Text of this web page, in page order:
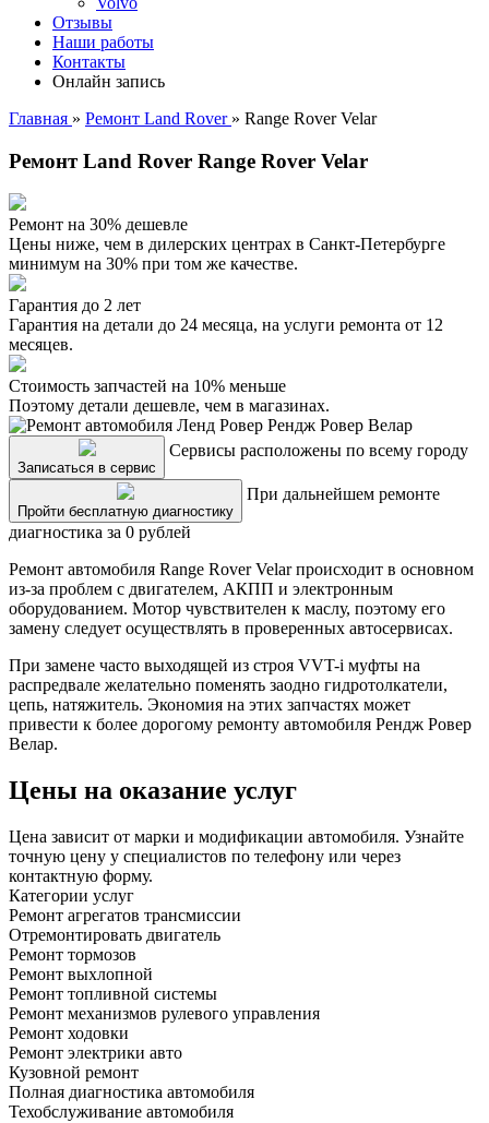
Отзывы
Наши работы
Контакты
Онлайн запись
Главная » Ремонт Land Rover » Range Rover Velar
Ремонт Land Rover Range Rover Velar
Ремонт на 30% дешевле
Цены ниже, чем в дилерских центрах в Санкт-Петербурге
минимум на 30% при том же качестве.
Гарантия до 2 лет
Гарантия на детали до 24 месяца, на услуги ремонта от 12
месяцев.
Стоимость запчастей на 10% меньше
Поэтому детали дешевле, чем в магазинах.
Записаться в сервис
Сервисы расположены по всему городу
Пройти бесплатную диагностику
При дальнейшем ремонте
диагностика за 0 рублей
Ремонт автомобиля Range Rover Velar происходит в основном
из-за проблем с двигателем, АКПП и электронным
оборудованием. Мотор чувствителен к маслу, поэтому его
замену следует осуществлять в проверенных автосервисах.
При замене часто выходящей из строя VVT-i муфты на
распредвале желательно поменять заодно гидротолкатели,
цепь, натяжитель. Экономия на этих запчастях может
привести к более дорогому ремонту автомобиля Рендж Ровер
Велар.
Цены на оказание услуг
Цена зависит от марки и модификации автомобиля. Узнайте
точную цену у специалистов по телефону или через
контактную форму.
Категории услуг
Ремонт агрегатов трансмиссии
Отремонтировать двигатель
Ремонт тормозов
Ремонт выхлопной
Ремонт топливной системы
Ремонт механизмов рулевого управления
Ремонт ходовки
Ремонт электрики авто
Кузовной ремонт
Полная диагностика автомобиля
Техобслуживание автомобиля